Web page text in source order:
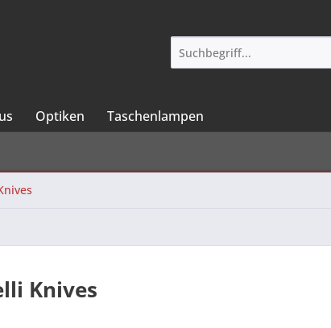
Optiken Taschenlampen
Knives